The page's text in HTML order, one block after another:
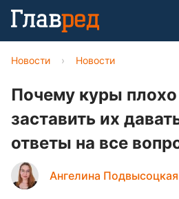
Новости › Новости
Почему куры плохо
заставить их
ответы на все
Ангелина Подвысоцкая